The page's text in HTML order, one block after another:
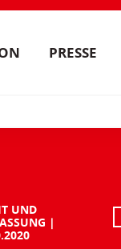
PRESSE
UND